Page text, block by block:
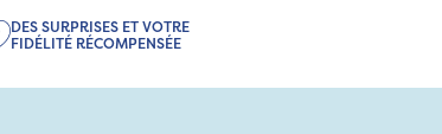
DES SURPRISES ET VOTRE
FIDÉLITÉ RÉCOMPENSÉE